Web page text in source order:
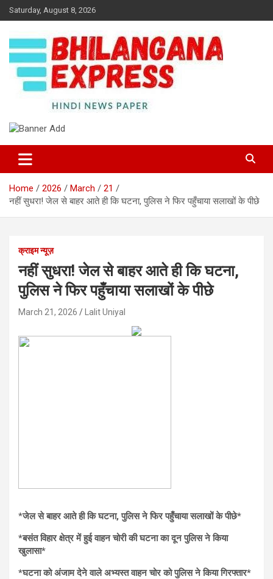
Skip
to
Saturday, August 8, 2026
Bhilangana Express
Home 2026 March
21
नहीं सुधरा! जेल से बाहर आते ही कि घटना, पुलिस ने फिर पहुँचाया सलाखों के पीछे
क्राइम न्यूज़
नहीं सुधरा! जेल से बाहर आते ही कि घटना,
पुलिस ने फिर पहुँचाया सलाखों के पीछे
March 21, 2026 Lalit Uniyal
*जेल से बाहर आते ही कि घटना, पुलिस ने फिर पहुँचाया सलाखों के पीछे*
*बसंत विहार क्षेत्र में हुई वाहन चोरी की घटना का दून पुलिस ने किया
खुलासा*
*घटना को अंजाम देने वाले अभ्यस्त वाहन चोर को पुलिस ने किया गिरफ्तार*